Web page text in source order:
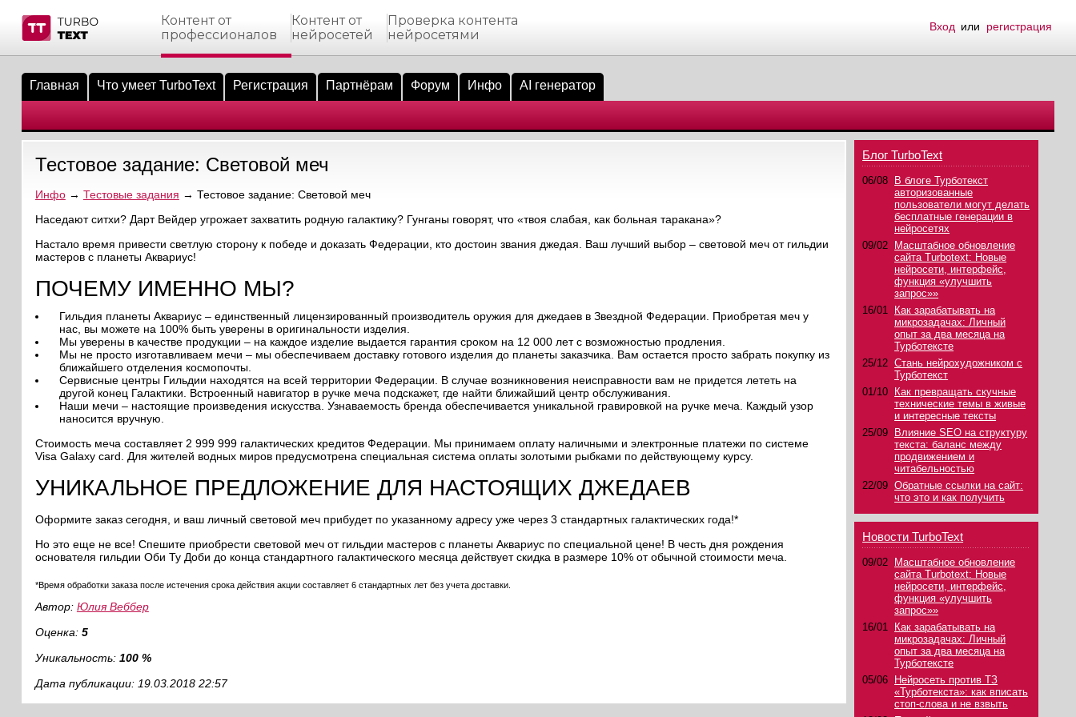
материалы
биржи
пользователи
на сайте
пользователей
сообщения
по форуму
Контент от
профессионалов
Контент от
нейросетей
Проверка контента
нейросетями
Вход или регистрация
Главная Что умеет TurboText Регистрация Партнёрам Форум Инфо AI генератор
Тестовое задание: Световой меч
Инфо→ Тестовые задания → Тестовое задание: Световой меч
Наседают ситхи? Дарт Вейдер угрожает захватить родную галактику? Гунганы говорят, что «твоя слабая, как больная таракана»?
Настало время привести светлую сторону к победе и доказать Федерации, кто достоин звания джедая. Ваш лучший выбор – световой меч от гильдии
мастеров с планеты Аквариус!
ПОЧЕМУ ИМЕННО МЫ?
Гильдия планеты Аквариус – единственный лицензированный производитель оружия для джедаев в Звездной Федерации. Приобретая меч у
нас, вы можете на 100% быть уверены в оригинальности изделия.
Мы уверены в качестве продукции – на каждое изделие выдается гарантия сроком на 12 000 лет с возможностью продления.
Мы не просто изготавливаем мечи – мы обеспечиваем доставку готового изделия до планеты заказчика. Вам остается просто забрать покупку из
ближайшего отделения космопочты.
Сервисные центры Гильдии находятся на всей территории Федерации. В случае возникновения неисправности вам не придется лететь на
другой конец Галактики. Встроенный навигатор в ручке меча подскажет, где найти ближайший центр обслуживания.
Наши мечи – настоящие произведения искусства. Узнаваемость бренда обеспечивается уникальной гравировкой на ручке меча. Каждый узор
наносится вручную.
Стоимость меча составляет 2 999 999 галактических кредитов Федерации. Мы принимаем оплату наличными и электронные платежи по системе
Visa Galaxy card. Для жителей водных миров предусмотрена специальная система оплаты золотыми рыбками по действующему курсу.
УНИКАЛЬНОЕ ПРЕДЛОЖЕНИЕ ДЛЯ НАСТОЯЩИХ ДЖЕДАЕВ
Оформите заказ сегодня, и ваш личный световой меч прибудет по указанному адресу уже через 3 стандартных галактических года!*
Но это еще не все! Спешите приобрести световой меч от гильдии мастеров с планеты Аквариус по специальной цене! В честь дня рождения
основателя гильдии Оби Ту Доби до конца стандартного галактического месяца действует скидка в размере 10% от обычной стоимости меча.
*Время обработки заказа после истечения срока действия акции составляет 6 стандартных лет без учета доставки.
Автор: Юлия Веббер
Оценка: 5
Уникальность: 100 %
Дата публикации: 19.03.2018 22:57
Блог TurboText
06/08
В блоге Турботекст
авторизованные
пользователи могут делать
бесплатные генерации в
нейросетях
09/02
Масштабное обновление
сайта Turbotext: Новые
нейросети, интерфейс,
функция «улучшить
запрос»»
16/01
Как зарабатывать на
микрозадачах: Личный
опыт за два месяца на
Турботексте
25/12 Стань нейрохудожником с
Турботекст
01/10
Как превращать скучные
технические темы в живые
и интересные тексты
25/09
Влияние SEO на структуру
текста: баланс между
продвижением и
читабельностью
22/09 Обратные ссылки на сайт:
что это и как получить
Новости TurboText
09/02
Масштабное обновление
сайта Turbotext: Новые
нейросети, интерфейс,
функция «улучшить
запрос»»
16/01
Как зарабатывать на
микрозадачах: Личный
опыт за два месяца на
Турботексте
05/06
Нейросеть против ТЗ
«Турботекста»: как вписать
стоп-слова и не взвыть